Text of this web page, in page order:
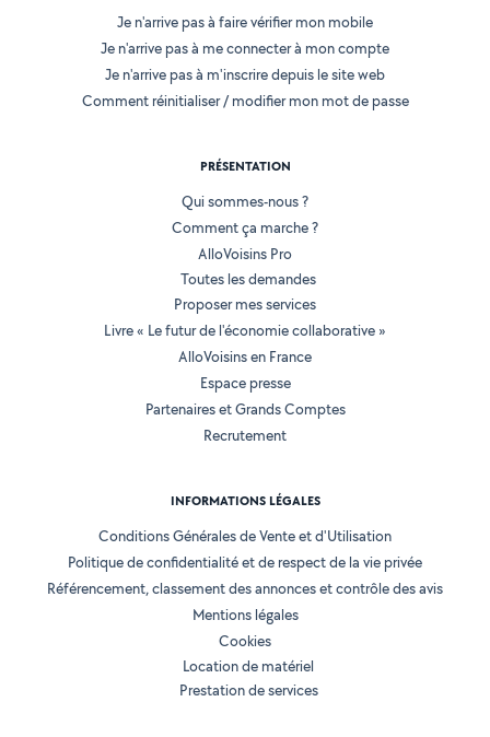
Je n'arrive pas à faire vérifier mon mobile
Je n'arrive pas à me connecter à mon compte
Je n'arrive pas à m'inscrire depuis le site web
Comment réinitialiser / modifier mon mot de passe
PRÉSENTATION
Qui sommes-nous ?
Comment ça marche ?
AlloVoisins Pro
Toutes les demandes
Proposer mes services
Livre « Le futur de l'économie collaborative »
AlloVoisins en France
Espace presse
Partenaires et Grands Comptes
Recrutement
INFORMATIONS LÉGALES
Conditions Générales de Vente et d'Utilisation
Politique de confidentialité et de respect de la vie privée
Référencement, classement des annonces et contrôle des avis
Mentions légales
Cookies
Location de matériel
Prestation de services